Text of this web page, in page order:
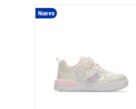
Nuevo